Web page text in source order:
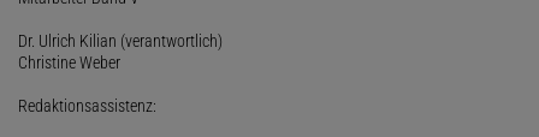
Dr. Ulrich Kilian (verantwortlich)
Christine Weber
Redaktionsassistenz: